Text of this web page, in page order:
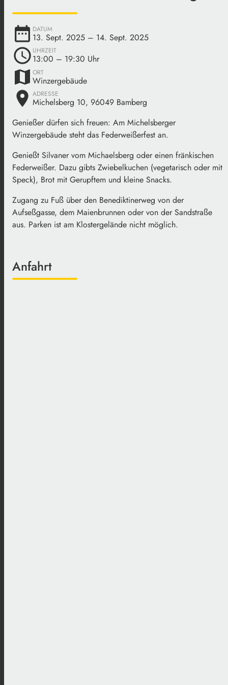
date_range DATUM
13. Sept. 2025 – 14. Sept. 2025
schedule UHRZEIT
13:00 – 19:30 Uhr
map ORT
Winzergebäude
place ADRESSE
Michelsberg 10, 96049 Bamberg
Genießer dürfen sich freuen: Am Michelsberger
Winzergebäude steht das Federweißerfest an.
Genießt Silvaner vom Michaelsberg oder einen fränkischen
Federweißer. Dazu gibts Zwiebelkuchen (vegetarisch oder mit
Speck), Brot mit Gerupftem und kleine Snacks.
Zugang zu Fuß über den Benediktinerweg von der
Aufseßgasse, dem Maienbrunnen oder von der Sandstraße
aus. Parken ist am Klostergelände nicht möglich.
Anfahrt